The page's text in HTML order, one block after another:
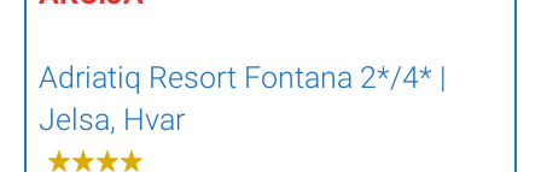
AKCIJA
Adriatiq Resort Fontana 2*/4* |